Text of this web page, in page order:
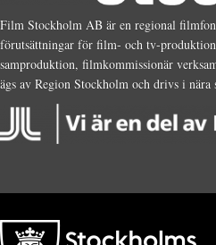
Film Stockholm AB är en regional
förutsättningar för film- och tv-
samproduktion, filmkommissionär
ägs av Region Stockholm och drivs i nära